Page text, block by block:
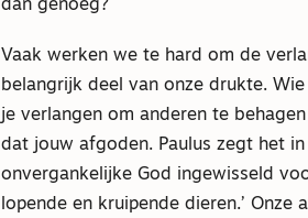
dan genoeg?
Vaak werken we te hard om de
belangrijk deel van onze drukte.
je verlangen om anderen te
dat jouw afgoden. Paulus zegt het
onvergankelijke God ingewisseld
lopende en kruipende dieren.’